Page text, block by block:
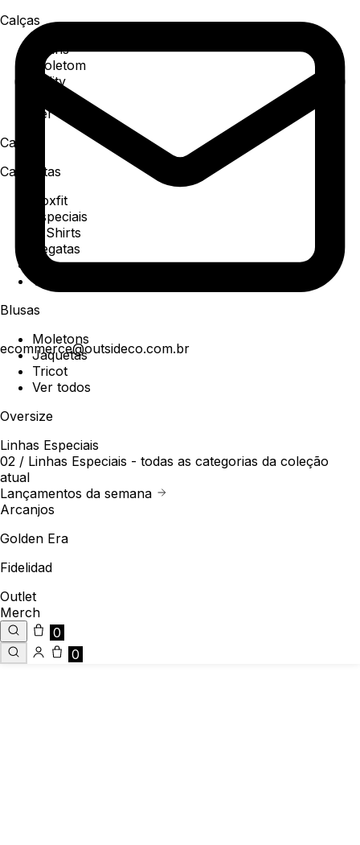
ecommerce@outsideco.com.br
Calças
Jeans
Moletom
Utility
Ver todos
Camisa
Camisetas
Boxfit
Especiais
T-Shirts
Regatas
Polo
Ver todos
Blusas
Moletons
Jaquetas
Tricot
Ver todos
Oversize
Linhas Especiais
02 / Linhas Especiais - todas as categorias da coleção
atual
Lançamentos da semana
Arcanjos
Golden Era
Fidelidad
Outlet
Merch
0
0